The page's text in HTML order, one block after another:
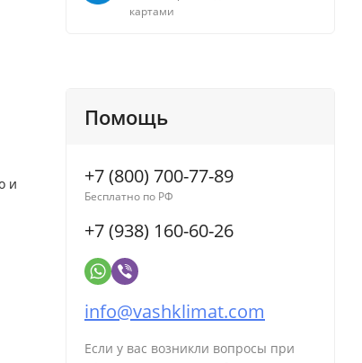
и
картами
Помощь
+7 (800) 700-77-89
Бесплатно по РФ
+7 (938) 160-60-26
info@vashklimat.com
Если у вас возникли вопросы при